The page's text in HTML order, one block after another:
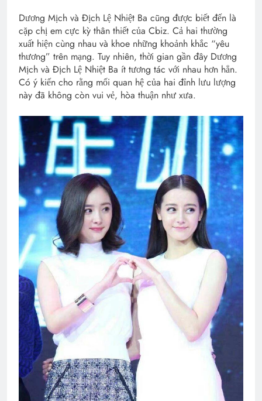
Dương Mịch và Địch Lệ Nhiệt Ba cũng được biết đến là
cặp chị em cực kỳ thân thiết của Cbiz. Cả hai thường
xuất hiện cùng nhau và khoe những khoảnh khắc “yêu
thương” trên mạng. Tuy nhiên, thời gian gần đây Dương
Mịch và Địch Lệ Nhiệt Ba ít tương tác với nhau hơn hẳn.
Có ý kiến cho rằng mối quan hệ của hai đỉnh lưu lượng
này đã không còn vui vẻ, hòa thuận như xưa.